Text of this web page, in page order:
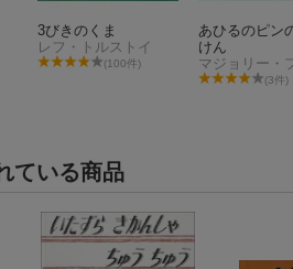
3びきのくま
レフ・トルストイ
(100件)
あひるのピン
けん
(3件)
ている商品